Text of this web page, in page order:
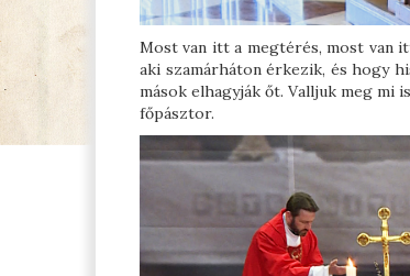
Most van itt a megtérés, most van
aki szamárháton érkezik, és hogy
mások elhagyják őt. Valljuk meg mi
főpásztor.